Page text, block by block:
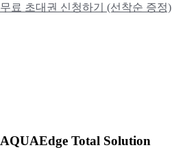
무료 초대권 신청하기 (선착순 증정)
AQUAEdge Total Solution